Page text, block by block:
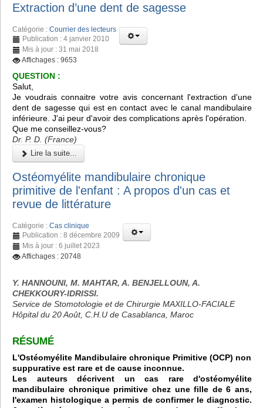
Extraction d’une dent de sagesse
Catégorie : Courrier des lecteurs
Publication : 4 janvier 2010
Mis à jour : 31 mai 2018
Affichages : 9653
QUESTION :
Salut,
Je voudrais connaitre votre avis concernant l'extraction d'une
dent de sagesse qui est en contact avec le canal mandibulaire
inférieure. J'ai peur d'avoir des complications après l'opération.
Que me conseillez-vous?
Dr. P. D. (France)
Lire la suite...
Ostéomyélite mandibulaire chronique
primitive de l'enfant : A propos d'un cas et
revue de littérature
Catégorie : Cas clinique
Publication : 8 décembre 2009
Mis à jour : 6 juillet 2023
Affichages : 20748
Y. HANNOUNI, M. MAHTAR, A. BENJELLOUN, A.
CHEKKOURY-IDRISSI.
Service de Stomotologie et de Chirurgie MAXILLO-FACIALE
Hôpital du 20 Août, C.H.U de Casablanca, Maroc
RÉSUMÉ
L'Ostéomyélite Mandibulaire chronique Primitive (OCP) non
suppurative est rare et de cause inconnue.
Les auteurs décrivent un cas rare d'ostéomyélite
mandibulaire chronique primitive chez une fille de 6 ans,
l'examen histologique a permis de confirmer le diagnostic.